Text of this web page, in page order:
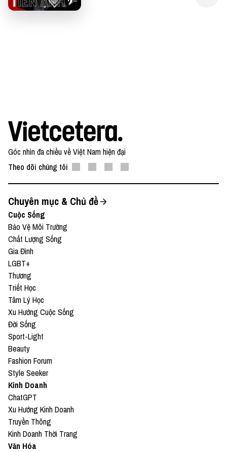
Góc nhìn đa chiều về Việt Nam hiện đại
Theo dõi chúng tôi
Chuyên mục & Chủ đề
Cuộc Sống
Bảo Vệ Môi Trường
Chất Lượng Sống
Gia Đình
LGBT+
Thương
Triết Học
Tâm Lý Học
Xu Hướng Cuộc Sống
Đời Sống
Sport-Light
Beauty
Fashion Forum
Style Seeker
Kinh Doanh
ChatGPT
Xu Hướng Kinh Doanh
Truyền Thông
Kinh Doanh Thời Trang
Văn Hóa